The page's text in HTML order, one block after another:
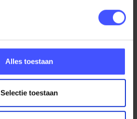
Alles toestaan
Selectie toestaan